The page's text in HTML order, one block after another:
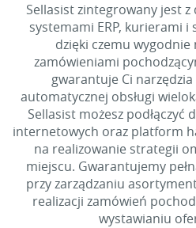
Sellasist zintegrowany jest
systemami ERP, kurierami i
dzięki czemu wygodnie
zamówieniami
gwarantuje Ci
automatycznej obsługi
Sellasist możesz podłączyć
internetowych oraz platform
na realizowanie strategii
miejscu. Gwarantujemy
przy zarządzaniu
realizacji zamówień
wystawianiu